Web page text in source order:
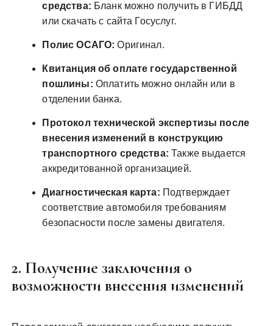
средства: Бланк можно получить в ГИБДД
или скачать с сайта Госуслуг.
Полис ОСАГО: Оригинал.
Квитанция об оплате государственной
пошлины: Оплатить можно онлайн или в
отделении банка.
Протокол технической экспертизы после
внесения изменений в конструкцию
транспортного средства: Также выдается
аккредитованной организацией.
Диагностическая карта: Подтверждает
соответствие автомобиля требованиям
безопасности после замены двигателя.
2. Получение заключения о
возможности внесения изменений